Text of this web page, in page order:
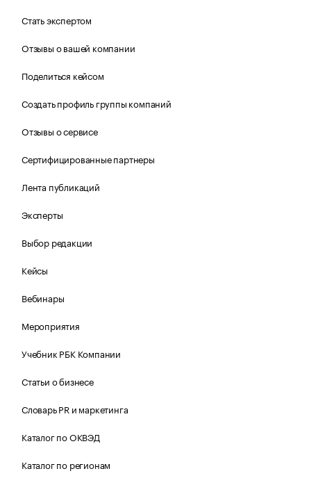
Стать экспертом
Отзывы о вашей компании
Поделиться кейсом
Создать профиль группы компаний
Отзывы о сервисе
Сертифицированные партнеры
Лента публикаций
Эксперты
Выбор редакции
Кейсы
Вебинары
Мероприятия
Учебник РБК Компании
Статьи о бизнесе
Словарь PR и маркетинга
Каталог по ОКВЭД
Каталог по регионам